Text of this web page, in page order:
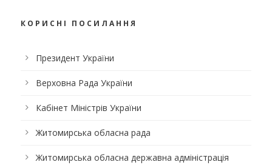
КОРИСНІ ПОСИЛАННЯ
Президент України
Верховна Рада України
Кабінет Міністрів України
Житомирська обласна рада
Житомирська обласна державна адміністрація